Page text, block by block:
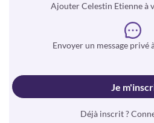
Ajouter Celestin Etienne à
Envoyer un message privé
Je
Déjà inscrit ?